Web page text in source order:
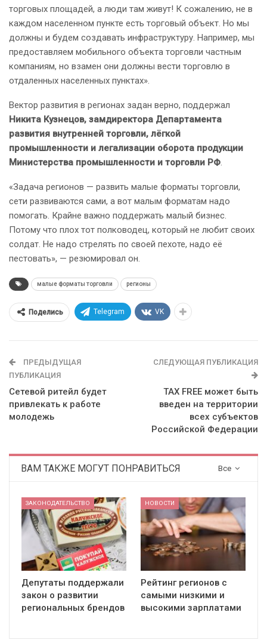
торговых площадей, а люди там живут! К сожалению, не в
каждом населенном пункте есть торговый объект. Но мы
должны и будем создавать инфраструктуру. Например, мы
предоставляем мобильного объекта торговли частным
компаниям, но взамен они должны вести торговлю в
отдаленных населенных пунктах».
Вектор развития в регионах задан верно, поддержал
Никита Кузнецов, замдиректора Департамента
развития внутренней торговли, лёгкой
промышленности и легализации оборота продукции
Министерства промышленности и торговли РФ.
«Задача регионов — развить малые форматы торговли,
сети развиваются сами, а вот малым форматам надо
помогать. Крайне важно поддержать малый бизнес.
Потому что плох тот полководец, который не любит своих
солдат. Не надо стрелять по своей пехоте, надо её
пестовать», — резюмировал он.
малые форматы торговли регионы
Поделись Telegram VK
ПРЕДЫДУЩАЯ
ПУБЛИКАЦИЯ
Сетевой ритейл будет
привлекать к работе
молодежь
СЛЕДУЮЩАЯ ПУБЛИКАЦИЯ
TAX FREE может быть
введен на территории
всех субъектов
Российской Федерации
Все
ВАМ ТАКЖЕ МОГУТ ПОНРАВИТЬСЯ
ЗАКОНОДАТЕЛЬСТВО
Депутаты поддержали
закон о развитии
региональных брендов
НОВОСТИ
Рейтинг регионов с
самыми низкими и
высокими зарплатами